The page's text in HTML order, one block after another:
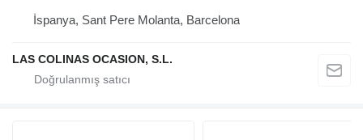
İspanya, Sant Pere Molanta, Barcelona
LAS COLINAS OCASION, S.L.